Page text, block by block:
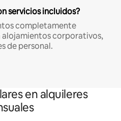
servicios incluidos?
completamente
alojamientos corporativos,
de personal.
en alquileres